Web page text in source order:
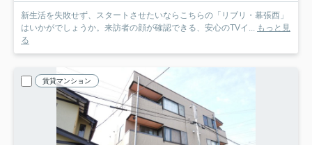
新生活を失敗せず、スタートさせたいならこちらの「リブリ・幕張西」
はいかがでしょうか。来訪者の顔が確認できる、安心のTVイ...
もっと見
る
賃貸マンション